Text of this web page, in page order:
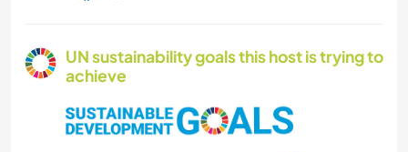
UN sustainability goals this host is trying to
achieve